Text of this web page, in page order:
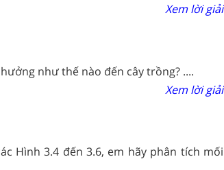
Xem lời giải
như thế nào đến cây trồng? ....
Xem lời giải
Hình 3.4 đến 3.6, em hãy phân tích mối